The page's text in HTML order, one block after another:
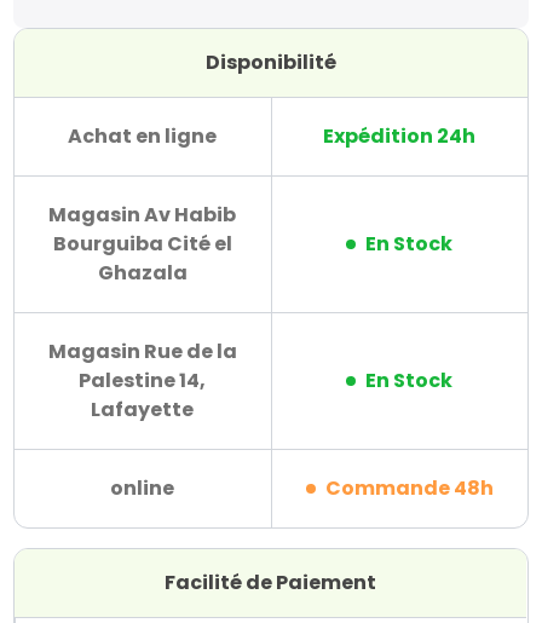
Disponibilité
Achat en ligne Expédition 24h
Magasin Av Habib
Bourguiba Cité el
Ghazala
En Stock
Magasin Rue de la
Palestine 14,
Lafayette
En Stock
online Commande 48h
Facilité de Paiement